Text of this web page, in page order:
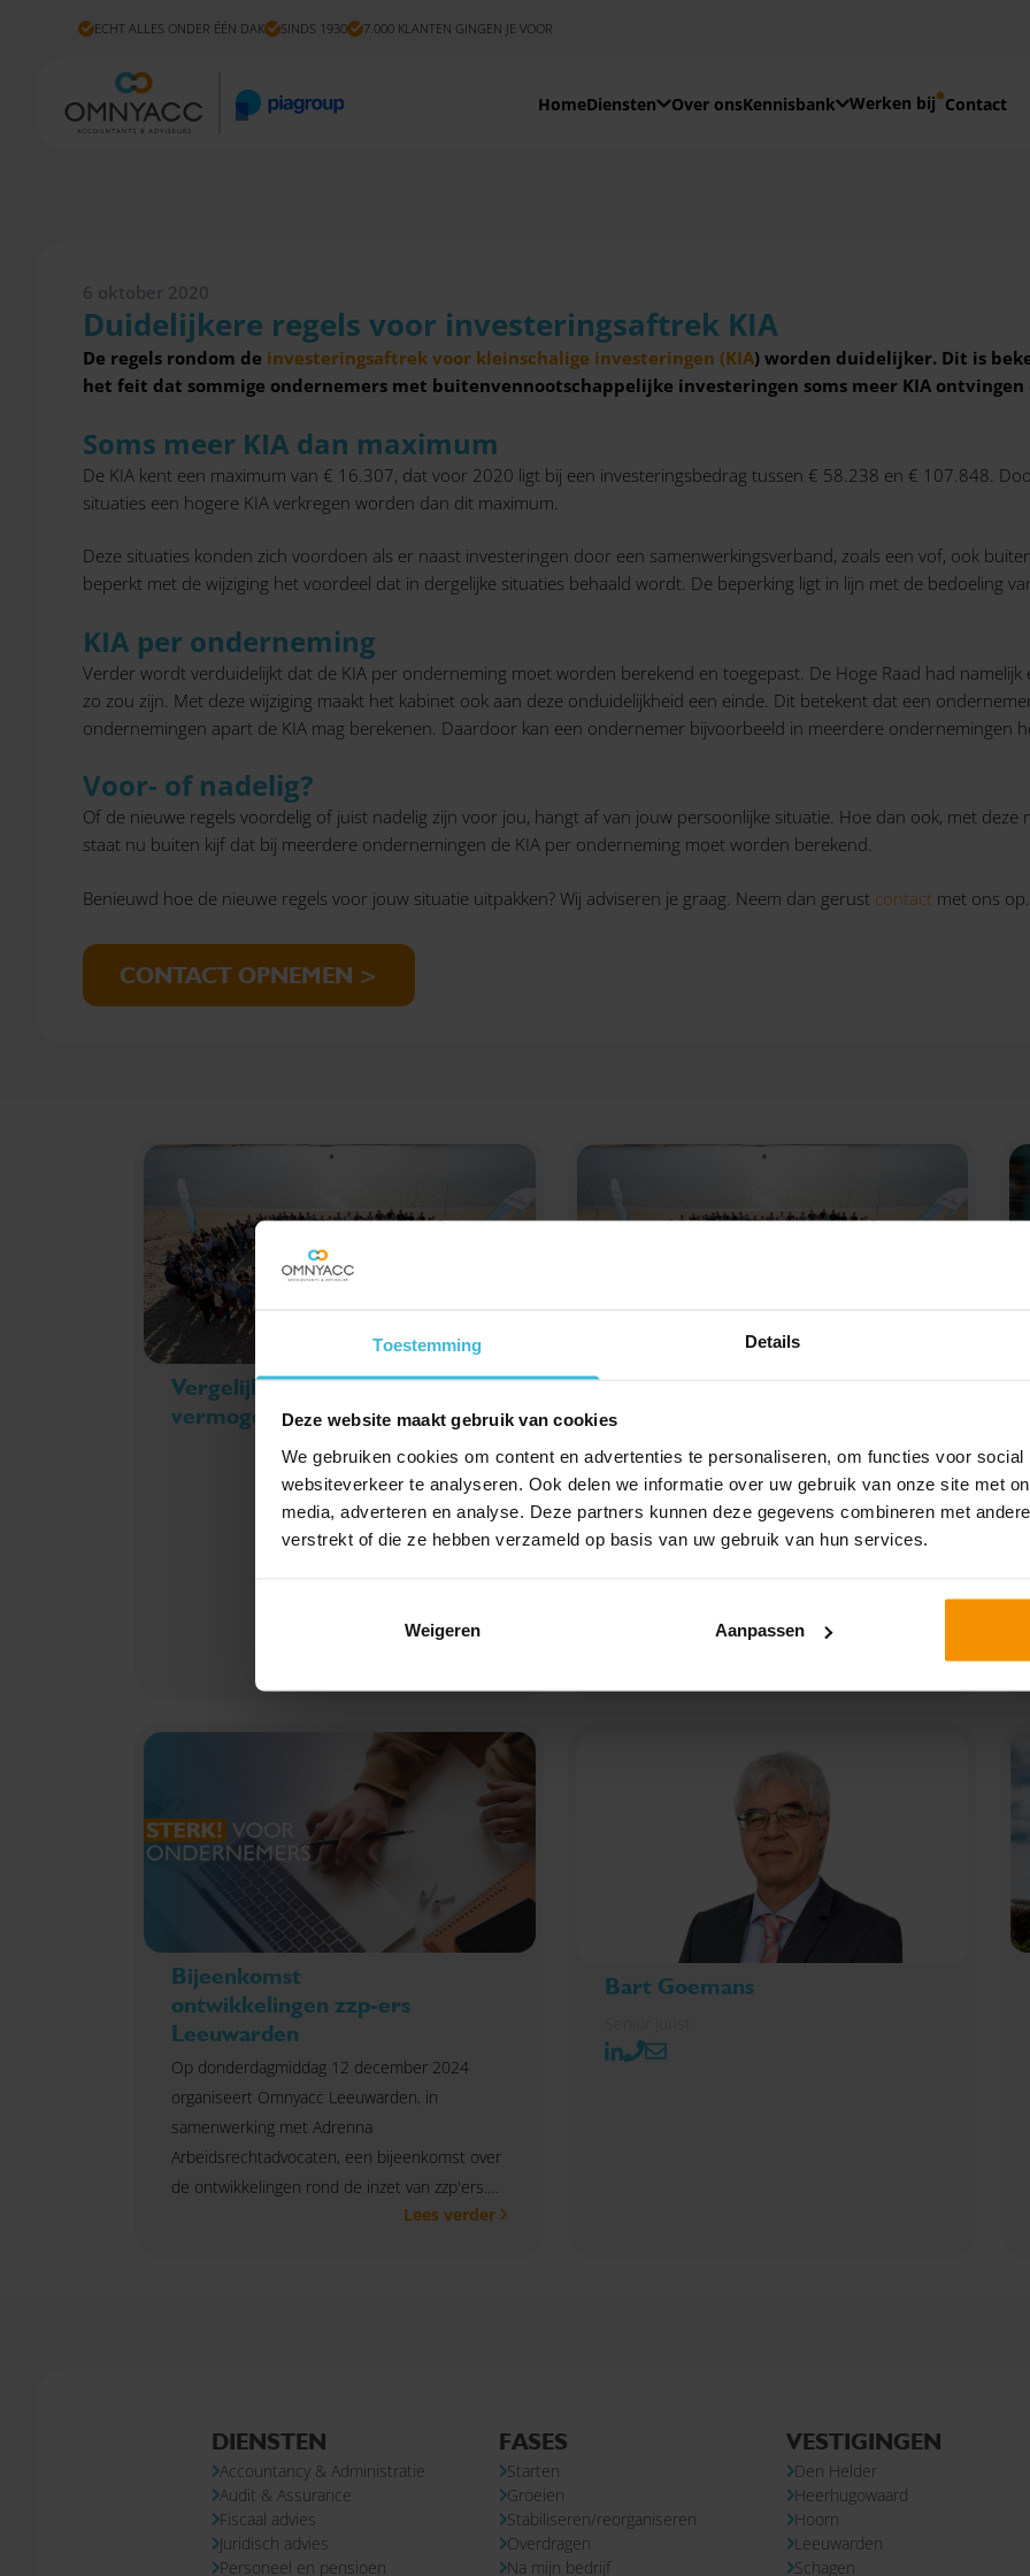
Toestemming Details
Deze website maakt gebruik van cookies
We gebruiken cookies om content en advertenties te personaliseren, om functies voor social
websiteverkeer te analyseren. Ook delen we informatie over uw gebruik van onze site met
media, adverteren en analyse. Deze partners kunnen deze gegevens combineren met
verstrekt of die ze hebben verzameld op basis van uw gebruik van hun services.
Weigeren Aanpassen
ECHT ALLES ONDER ÉÉN DAK SINDS 1930 7.000 KLANTEN GINGEN JE VOOR
HomeDiensten Over onsKennisbank Werken bij Contact
6 oktober 2020
Duidelijkere regels voor investeringsaftrek KIA
De regels rondom de investeringsaftrek voor kleinschalige investeringen (KIA) worden duidelijker. Dit is
het feit dat sommige ondernemers met buitenvennootschappelijke investeringen soms meer KIA
Soms meer KIA dan maximum
De KIA kent een maximum van € 16.307, dat voor 2020 ligt bij een investeringsbedrag tussen € 58.238 en € 107.848.
situaties een hogere KIA verkregen worden dan dit maximum.
Deze situaties konden zich voordoen als er naast investeringen door een samenwerkingsverband, zoals een vof, ook
beperkt met de wijziging het voordeel dat in dergelijke situaties behaald wordt. De beperking ligt in lijn met de bedoeling
KIA per onderneming
Verder wordt verduidelijkt dat de KIA per onderneming moet worden berekend en toegepast. De Hoge Raad had
zo zou zijn. Met deze wijziging maakt het kabinet ook aan deze onduidelijkheid een einde. Dit betekent dat een
ondernemingen apart de KIA mag berekenen. Daardoor kan een ondernemer bijvoorbeeld in meerdere ondernemingen
Voor- of nadelig?
Of de nieuwe regels voordelig of juist nadelig zijn voor jou, hangt af van jouw persoonlijke situatie. Hoe dan ook, met deze
staat nu buiten kijf dat bij meerdere ondernemingen de KIA per onderneming moet worden berekend.
Benieuwd hoe de nieuwe regels voor jouw situatie uitpakken? Wij adviseren je graag. Neem dan gerust contact met ons op.
CONTACT OPNEMEN >
Vergelijkingskaart
vermogen
verzuim 2026
Bijeenkomst
ontwikkelingen zzp-ers
Leeuwarden
Op donderdagmiddag 12 december 2024
organiseert Omnyacc Leeuwarden, in
samenwerking met Adrenna
Arbeidsrechtadvocaten, een bijeenkomst over
de ontwikkelingen rond de inzet van zzp'ers.
Het risico dat een opdrachtovereenkomst met
en de risico's voor jouw organisatie in kaart te
brengen. Ben jij er ook bij?
Lees verder
Bart Goemans
DIENSTEN
Accountancy & Administratie
Audit & Assurance
Fiscaal advies
Juridisch advies
Personeel en pensioen
FASES
Starten
Groeien
Stabiliseren/reorganiseren
Overdragen
Na mijn bedrijf
VESTIGINGEN
Den Helder
Heerhugowaard
Hoorn
Leeuwarden
Schagen